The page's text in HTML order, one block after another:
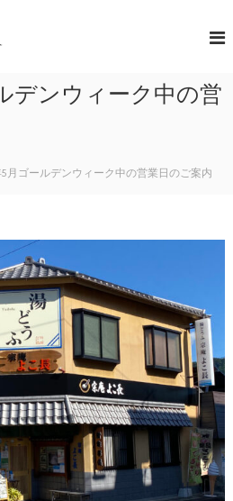
泉
ふ
の
店
|
宗
庵
よ
こ
長
嬉
美
味
し
い
温
泉
豆
デンウィーク中の営
月ゴールデンウィーク中の営業日のご案内